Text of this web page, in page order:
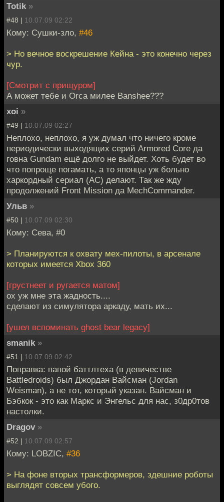
Totik »
#48 | 10.07.09 02:22
Кому: Сушки-зло, #46
> Но вечное воскрешение Кейна - это конечно через
чур.
[Смотрит с прищуром]
А может тебе и Orca милее Banshee???
xoi »
#49 | 10.07.09 02:27
Неплохо, неплохо, я уж думал что ничего кроме
периодически выходящих серий Armored Core да
говна Gundam ещё долго не выйдет. Хоть будет во
что попроще погамать, а то японцы уж больно
харкордный сериал (AC) делают. Так же жду
продолжений Front Mission да MechCommander.
Ульв »
#50 | 10.07.09 02:30
Кому: Сева, #0
> Планируются к охвату мех-пилоты, в арсенале
которых имеется Xbox 360
[грустнеет и ругается матом]
ох уж мне эта жадность....
сделают из симулятора аркаду, мать их...
[ушел вспоминать ghost bear legaсy]
smanik »
#51 | 10.07.09 02:42
Поправка: папой баттлтеха (в девичестве
Battledroids) был Джордан Вайсман (Jordan
Weisman), а не тот, который указан. Вайсман и
Бэбкок - это как Маркс и Энгельс для нас, з0др0тов
настолки.
Dragov »
#52 | 10.07.09 02:57
Кому: LOBZIC, #36
> На фоне вторых трансформеров, здешние роботы
выглядят совсем убого.